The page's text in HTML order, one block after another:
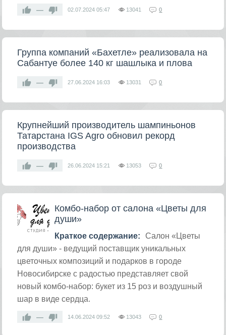
— 02.07.2024 05:47 13041 0
Группа компаний «Бахетле» реализовала на
Сабантуе более 140 кг шашлыка и плова
— 27.06.2024 16:03 13031 0
Крупнейший производитель шампиньонов
Татарстана IGS Agro обновил рекорд
производства
— 26.06.2024 15:21 13053 0
Комбо-набор от салона «Цветы для
души»
Краткое содержание:
Салон «Цветы
для души» - ведущий поставщик уникальных
цветочных композиций и подарков в городе
Новосибирске с радостью представляет свой
новый комбо-набор: букет из 15 роз и воздушный
шар в виде сердца.
— 14.06.2024 09:52 13043 0